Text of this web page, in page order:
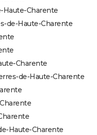
Haute-Charente
de-Haute-Charente
Charente
de-Haute-Charente
Haute-Charente